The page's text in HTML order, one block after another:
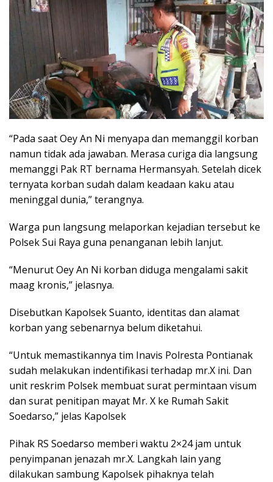
“Pada saat Oey An Ni menyapa dan memanggil korban
namun tidak ada jawaban. Merasa curiga dia langsung
memanggi Pak RT bernama Hermansyah. Setelah dicek
ternyata korban sudah dalam keadaan kaku atau
meninggal dunia,” terangnya.
Warga pun langsung melaporkan kejadian tersebut ke
Polsek Sui Raya guna penanganan lebih lanjut.
“Menurut Oey An Ni korban diduga mengalami sakit
maag kronis,” jelasnya.
Disebutkan Kapolsek Suanto, identitas dan alamat
korban yang sebenarnya belum diketahui.
“Untuk memastikannya tim Inavis Polresta Pontianak
sudah melakukan indentifikasi terhadap mr.X ini. Dan
unit reskrim Polsek membuat surat permintaan visum
dan surat penitipan mayat Mr. X ke Rumah Sakit
Soedarso,” jelas Kapolsek
Pihak RS Soedarso memberi waktu 2×24 jam untuk
penyimpanan jenazah mr.X. Langkah lain yang
dilakukan sambung Kapolsek pihaknya telah